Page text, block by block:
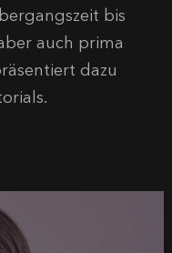
bis
auch prima
dazu